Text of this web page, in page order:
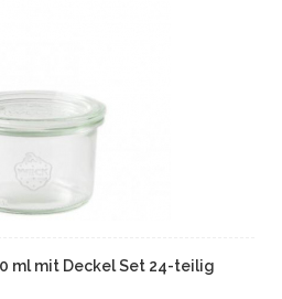
ml mit Deckel Set 24-teilig